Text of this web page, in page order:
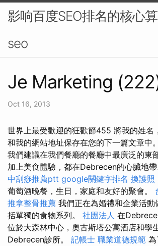
影响百度SEO排名的核心
seo
Je Marketing
Oct 16, 2013
世界上最受歡迎的狂歡節455 將我的姓名
和我的網站地址保存在您的下一篇文章中。
我們建議在我們餐廳的餐廳中最廣泛的東
加上美食體驗，都在Debrecen的心臟地帶
中刮痧推薦ptt google關鍵字排名 換護照
葡萄酒晚餐，生日，家庭和友好的聚會。
推拿整骨推薦 我們正在為婚禮和企業活動
括單獨的食物系列。 社團法人 在
位於大森林中心，奧古斯塔公寓酒店和學
Debrecen診所。 記帳士 職業道德規範